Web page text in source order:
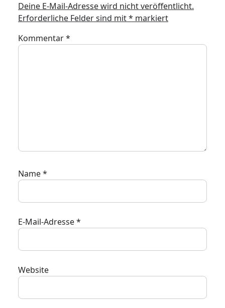
Deine E-Mail-Adresse wird nicht veröffentlicht.
Erforderliche Felder sind mit* markiert
Kommentar*
Name*
E-Mail-Adresse*
Website